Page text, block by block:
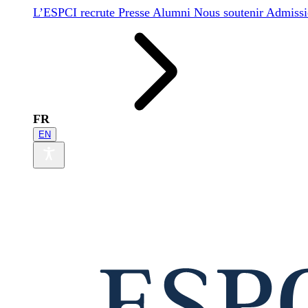
L’ESPCI recrute Presse Alumni Nous soutenir
FR
EN